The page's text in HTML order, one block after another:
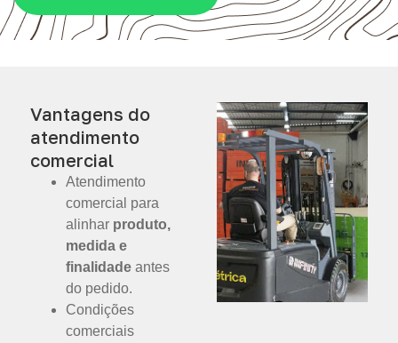
Vantagens do
atendimento
comercial
Atendimento
comercial para
alinhar produto,
medida e
finalidade antes
do pedido.
Condições
comerciais